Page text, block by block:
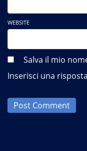
WEBSITE
Salva il mio
Inserisci una
Post Comment